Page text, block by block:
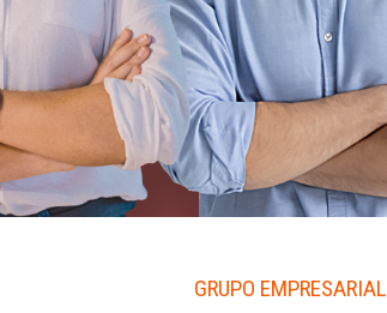
GRUPO EMPRESARIAL